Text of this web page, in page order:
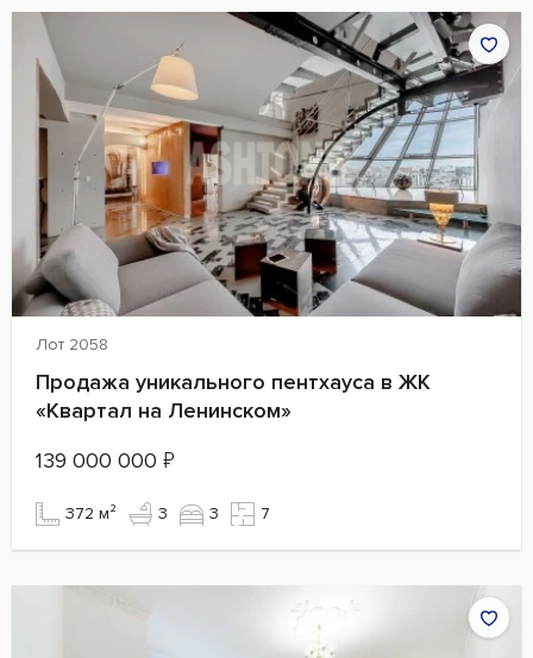
Лот 2058
Продажа уникального пентхауса в ЖК
«Квартал на Ленинском»
139 000 000 ₽
372 м² 3 3 7